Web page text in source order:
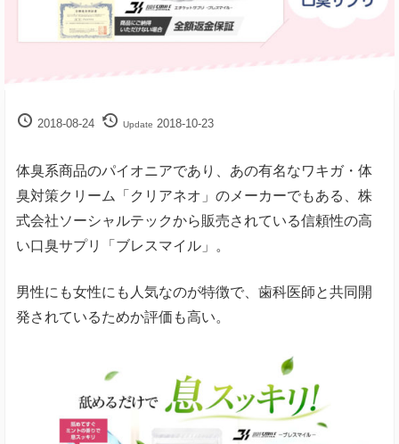
解
ト
2018-08-24 Update 2018-10-23
体臭系商品のパイオニアであり、あの有名なワキガ・体
臭対策クリーム「クリアネオ」のメーカーでもある、株
式会社ソーシャルテックから販売されている信頼性の高
い口臭サプリ「ブレスマイル」。
男性にも女性にも人気なのが特徴で、歯科医師と共同開
発されているためか評価も高い。